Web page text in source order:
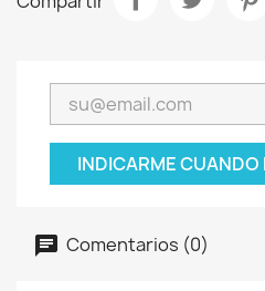
INDICARME CUANDO
Comentarios (0)